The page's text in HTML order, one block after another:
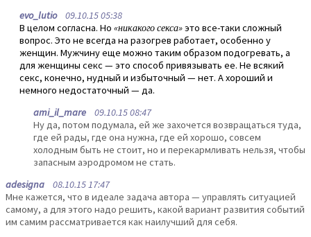
evo_lutio09.10.15 05:38
В целом согласна. Но «никакого секса»это все-таки сложный
вопрос. Это не всегда на разогрев работает, особенно у
женщин. Мужчину еще можно таким образом подогревать, а
для женщины секс — это способ привязывать ее. Не всякий
секс, конечно, нудный и избыточный — нет. А хороший и
немного недостаточный — да.
ami_il_mare 09.10.15 08:47
Ну да, потом подумала, ей же захочется возвращаться туда,
где ей рады, где она нужна, где ей хорошо, совсем
холодным быть не стоит, но и перекармливать нельзя, чтобы
запасным аэродромом не стать.
adesigna 08.10.15 17:47
Мне кажется, что в идеале задача автора — управлять ситуацией
самому, а для этого надо решить, какой вариант развития событий
им самим рассматривается как наилучший для себя.